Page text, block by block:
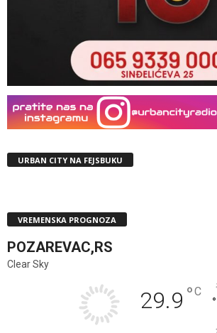
URBAN CITY NA FEJSBUKU
VREMENSKA PROGNOZA
POZAREVAC,RS
Clear Sky
29.9 °C
°